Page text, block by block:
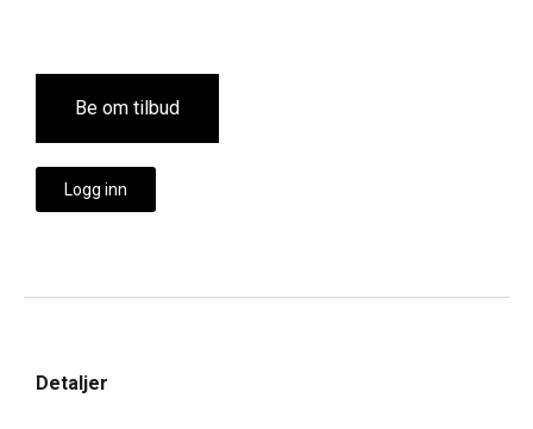
Be om tilbud
Logg inn
Detaljer